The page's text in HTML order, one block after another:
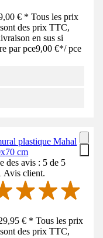
€ * Tous les prix
des prix TTC,
en sus si
par pce9,00 €*/ pce
plastique Mahal
cm
des avis : 5 de 5
Avis client.
€ * Tous les prix
des prix TTC,